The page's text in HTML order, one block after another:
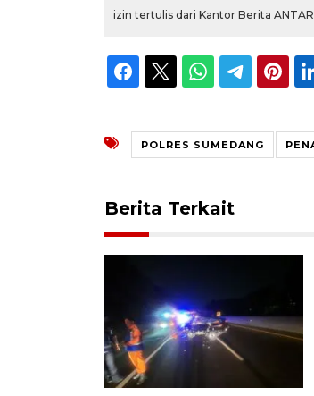
izin tertulis dari Kantor Berita
POLRES SUMEDANG
Berita Terkait